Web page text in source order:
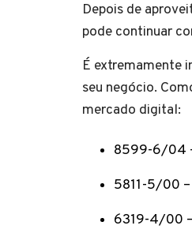
Depois de
pode continuar
É extremamente
seu negócio.
mercado digital:
8599-6/04
5811-5/00
6319-4/00